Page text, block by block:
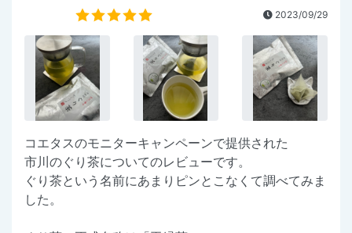
2023/09/29
コエタスのモニターキャンペーンで提供された
市川のぐり茶についてのレビューです。
ぐり茶という名前にあまりピンとこなくて調べてみま
した。